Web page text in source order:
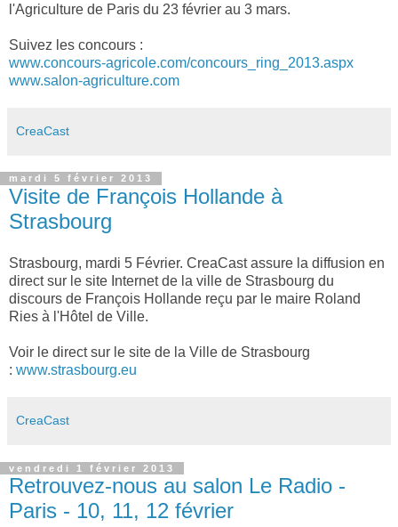
l'Agriculture de Paris du 23 février au 3 mars.
Suivez les concours :
www.concours-agricole.com/concours_ring_2013.aspx
www.salon-agriculture.com
CreaCast
mardi 5 février 2013
Visite de François Hollande à
Strasbourg
Strasbourg, mardi 5 Février. CreaCast assure la diffusion en
direct sur le site Internet de la ville de Strasbourg du
discours de François Hollande reçu par le maire Roland
Ries à l'Hôtel de Ville.
Voir le direct sur le site de la Ville de Strasbourg
: www.strasbourg.eu
CreaCast
vendredi 1 février 2013
Retrouvez-nous au salon Le Radio -
Paris - 10, 11, 12 février